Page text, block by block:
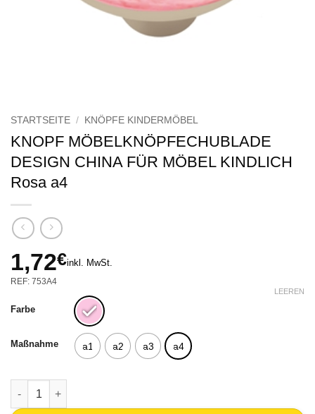
STARTSEITE / KNÖPFE KINDERMÖBEL
KNOPF MÖBELKNÖPFECHUBLADE
DESIGN CHINA FÜR MÖBEL KINDLICH
Rosa a4
1,72€inkl. MwSt.
REF: 753A4
Farbe
Maßnahme a1 a2 a3 a4
LEEREN
KNOPF MÖBELKNÖPFECHUBLADE DESIGN CHINA FÜR